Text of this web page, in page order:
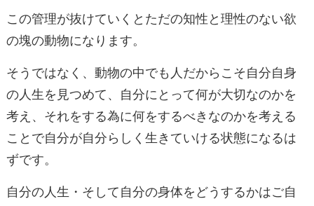
この管理が抜けていくとただの知性と理性のない欲
の塊の動物になります。
そうではなく、動物の中でも人だからこそ自分自身
の人生を見つめて、自分にとって何が大切なのかを
考え、それをする為に何をするべきなのかを考える
ことで自分が自分らしく生きていける状態になるは
ずです。
自分の人生・そして自分の身体をどうするかはご自